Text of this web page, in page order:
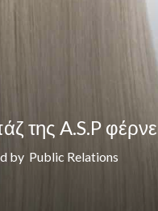
της A.S.P
by Public Relations